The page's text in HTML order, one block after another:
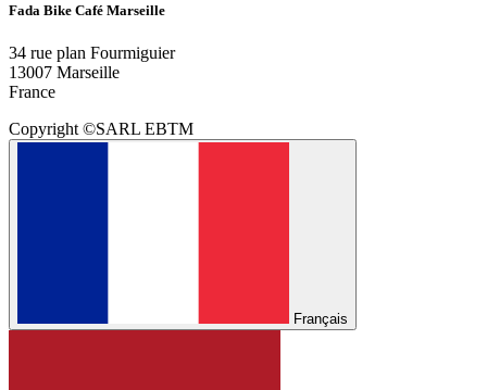
Fada Bike Café Marseille
34 rue plan Fourmiguier
13007 Marseille
France
Copyright ©SARL EBTM
Français